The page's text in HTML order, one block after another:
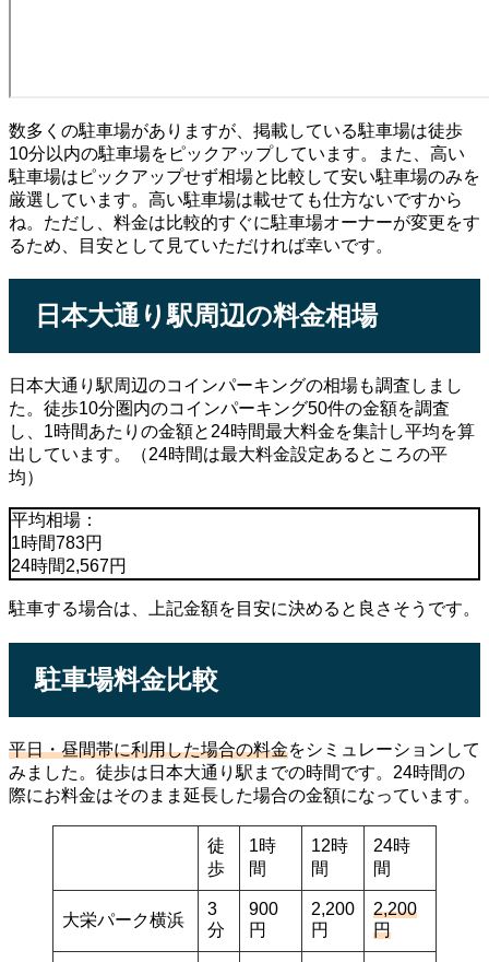
数多くの駐車場がありますが、掲載している駐車場は徒歩
10分以内の駐車場をピックアップしています。また、高い
駐車場はピックアップせず相場と比較して安い駐車場のみを
厳選しています。高い駐車場は載せても仕方ないですから
ね。ただし、料金は比較的すぐに駐車場オーナーが変更をす
るため、目安として見ていただければ幸いです。
日本大通り駅周辺の料金相場
日本大通り駅周辺のコインパーキングの相場も調査しまし
た。徒歩10分圏内のコインパーキング50件の金額を調査
し、1時間あたりの金額と24時間最大料金を集計し平均を算
出しています。（24時間は最大料金設定あるところの平
均）
平均相場：
1時間783円
24時間2,567円
駐車する場合は、上記金額を目安に決めると良さそうです。
駐車場料金比較
平日・昼間帯に利用した場合の料金をシミュレーションして
みました。徒歩は日本大通り駅までの時間です。24時間の
際にお料金はそのまま延長した場合の金額になっています。
徒
歩
1時
間
12時
間
24時
間
大栄パーク横浜
3
分
900
円
2,200
円
2,200
円